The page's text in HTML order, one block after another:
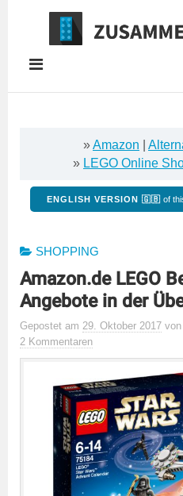
Springe
Inhalt
»Amazon
» LEGO Online
ENGLISH VERSION 🇬🇧 of
SHOPPING
Amazon.de LEGO
Angebote in der
Gepostet am 29. Oktober 2017 von
2 Kommentaren